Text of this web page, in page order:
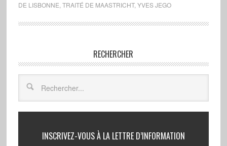
DE LISBONNE TRAITÉ DE MAASTRICHT, YVES JEGO
RECHERCHER
INSCRIVEZ-VOUS À LA LETTRE D’INFORMATION